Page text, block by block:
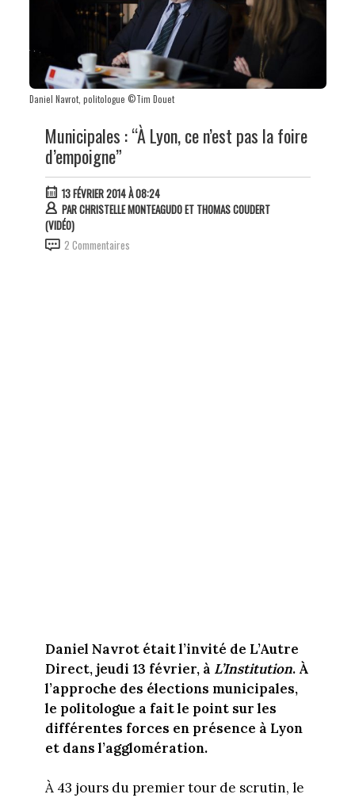
Daniel Navrot, politologue ©Tim Douet
Municipales : “À Lyon, ce n’est pas la foire
d’empoigne”
13 FÉVRIER 2014 À 08:24
PARCHRISTELLE MONTEAGUDO ET THOMAS COUDERT
(VIDÉO)
2 Commentaires
Daniel Navrot était l’invité de L’Autre
Direct, jeudi 13 février, à L’Institution. À
l’approche des élections municipales,
le politologue a fait le point sur les
différentes forces en présence à Lyon
et dans l’agglomération.
À 43 jours du premier tour de scrutin, le